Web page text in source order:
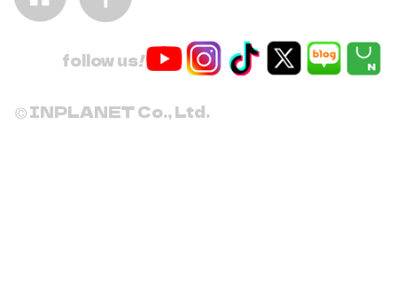
follow us!
INPLANET Co., Ltd.